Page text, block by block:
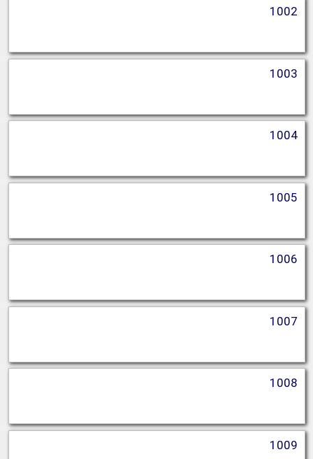
1002
1003
1004
1005
1006
1007
1008
1009